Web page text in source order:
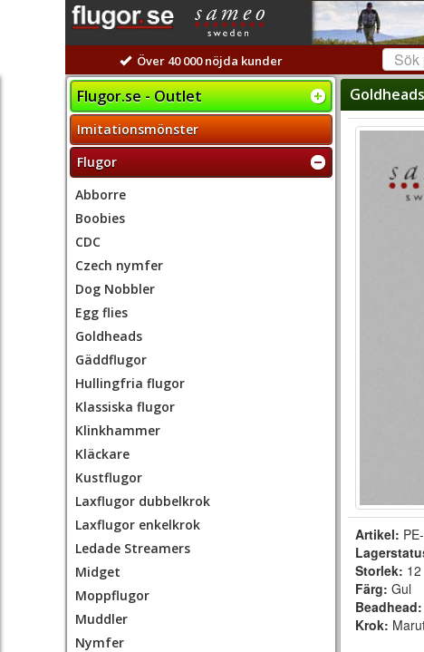
Över 40 000 nöjda kunder
Flugor.se - Outlet
Imitationsmönster
Flugor
Abborre
Boobies
CDC
Czech nymfer
Dog Nobbler
Egg flies
Goldheads
Gäddflugor
Hullingfria flugor
Klassiska flugor
Klinkhammer
Kläckare
Kustflugor
Laxflugor dubbelkrok
Laxflugor enkelkrok
Ledade Streamers
Midget
Moppflugor
Muddler
Nymfer
Artikel:
Storlek: 12
Färg: Gul
Beadhead:
Krok: